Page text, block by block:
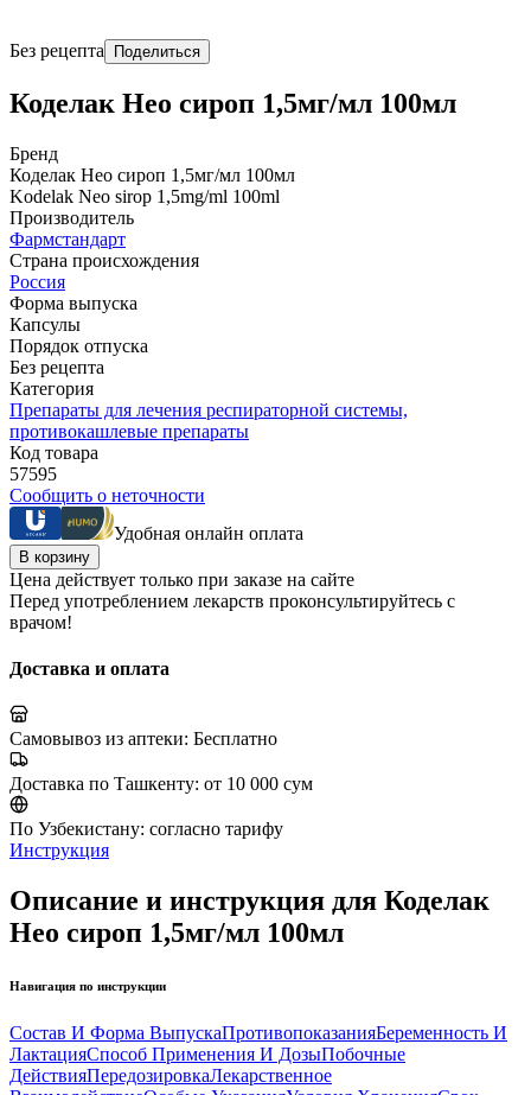
Без рецепта Поделиться
Коделак Нео сироп 1,5мг/мл 100мл
Бренд
Коделак Нео сироп 1,5мг/мл 100мл
Kodelak Neo sirop 1,5mg/ml 100ml
Производитель
Фармстандарт
Страна происхождения
Россия
Форма выпуска
Капсулы
Порядок отпуска
Без рецепта
Категория
Препараты для лечения респираторной системы,
противокашлевые препараты
Код товара
57595
Сообщить о неточности
Удобная онлайн оплата
В корзину
Цена действует только при заказе на сайте
Перед употреблением лекарств проконсультируйтесь с
врачом!
Доставка и оплата
Самовывоз из аптеки: Бесплатно
Доставка по Ташкенту: от 10 000 сум
По Узбекистану: согласно тарифу
Инструкция
Описание и инструкция для Коделак
Нео сироп 1,5мг/мл 100мл
Навигация по инструкции
Состав И Форма ВыпускаПротивопоказанияБеременность И
ЛактацияСпособ Применения И ДозыПобочные
ДействияПередозировкаЛекарственное